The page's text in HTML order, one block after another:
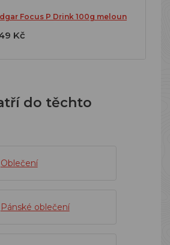
Focus P Drink 100g meloun
Kč
do těchto
Oblečení
Pánské oblečení